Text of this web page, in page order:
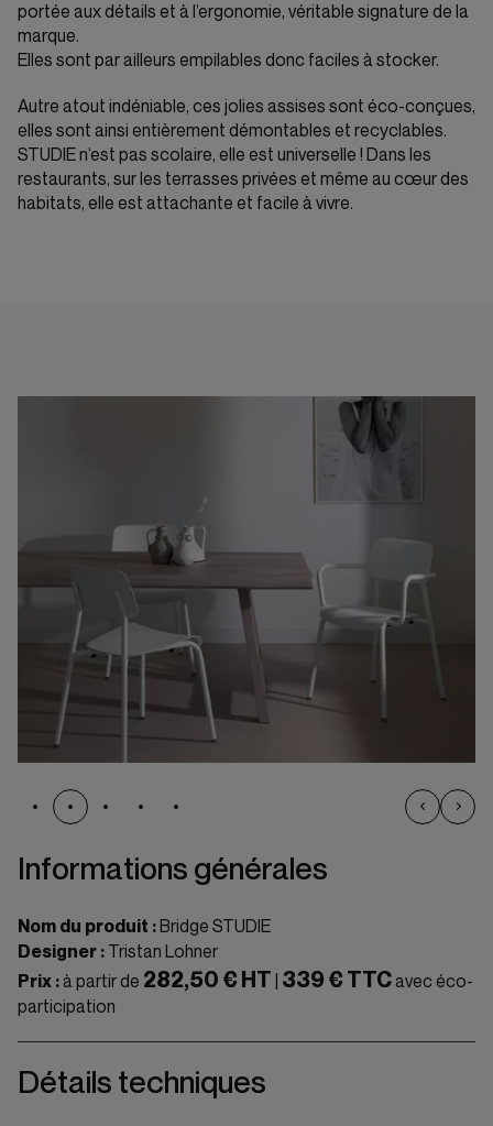
portée aux détails et à l’ergonomie, véritable signature de la
marque.
Elles sont par ailleurs empilables donc faciles à stocker.
Autre atout indéniable, ces jolies assises sont éco-conçues,
elles sont ainsi entièrement démontables et recyclables.
STUDIE n’est pas scolaire, elle est universelle ! Dans les
restaurants, sur les terrasses privées et même au cœur des
habitats, elle est attachante et facile à vivre.
Informations générales
Nom du produit :Bridge STUDIE
Designer : Tristan Lohner
Prix : à partir de 282,50 € HT 339 € TTC avec éco-
participation
Détails techniques